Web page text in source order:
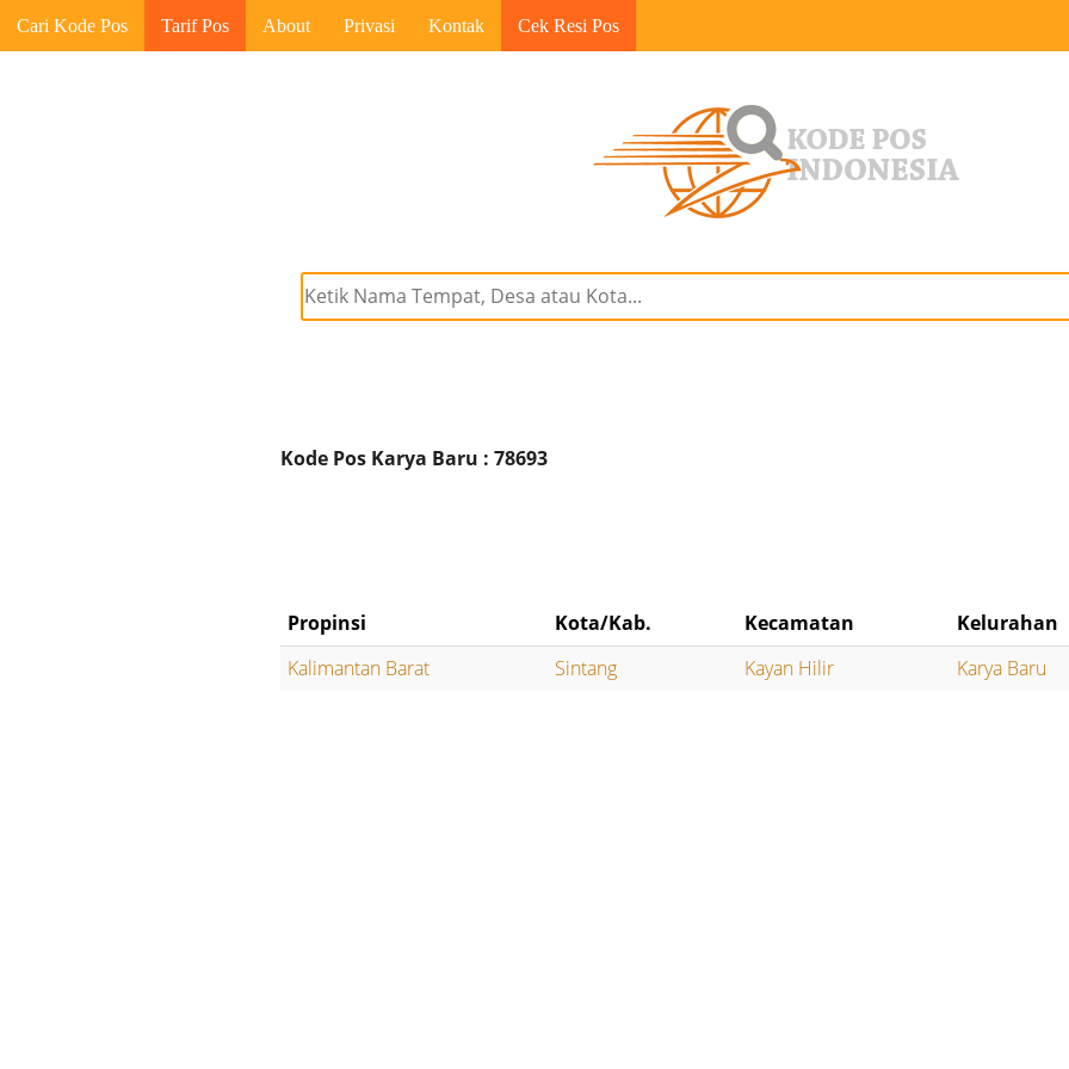
Cari Kode Pos Tarif Pos About Privasi Kontak Cek Resi Pos
Kode Pos Karya Baru : 78693
Propinsi Kota/Kab. Kecamatan
Kelurahan
Kalimantan Barat
Sintang Kayan Hilir Karya Baru